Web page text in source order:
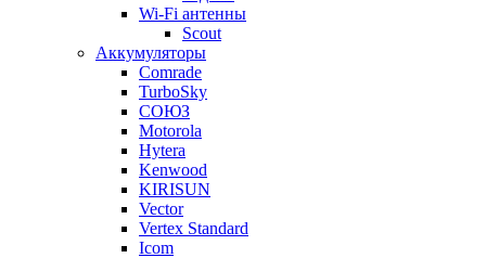
Wi-Fi антенны
Scout
Аккумуляторы
Comrade
TurboSky
СОЮЗ
Motorola
Hytera
Kenwood
KIRISUN
Vector
Vertex Standard
Icom